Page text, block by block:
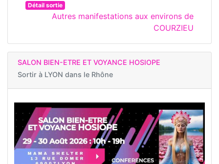
Détail sortie
Autres manifestations aux environs de
COURZIEU
SALON BIEN-ETRE ET VOYANCE HOSIOPE
Sortir à LYON dans le Rhône